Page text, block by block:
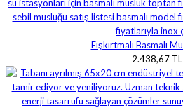
Fışkırtmalı Basmalı
2.438,67 TL